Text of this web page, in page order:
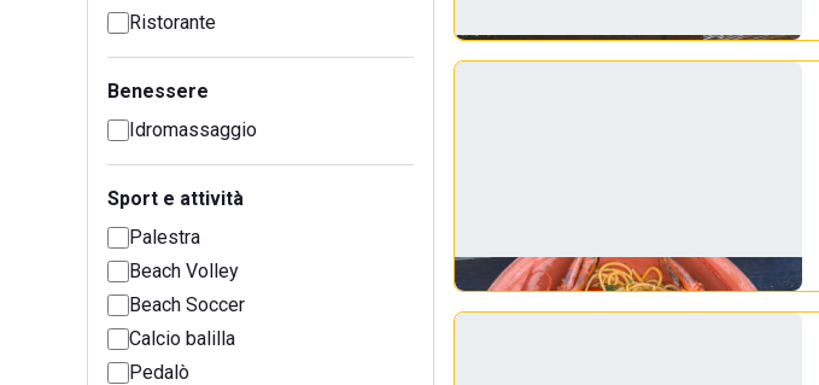
Ristorante
Benessere
Idromassaggio
Sport e attività
Palestra
Beach Volley
Beach Soccer
Calcio balilla
Pedalò